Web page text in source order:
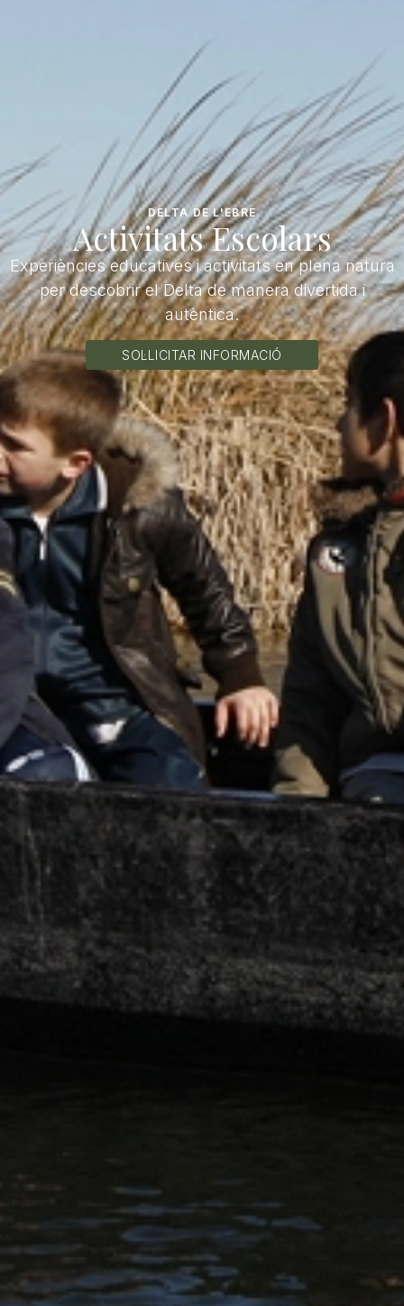
DELTA DE L'EBRE
Activitats Escolars
Experiències educatives i activitats en plena natura
per descobrir el Delta de manera divertida i
autèntica.
SOL·LICITAR INFORMACIÓ